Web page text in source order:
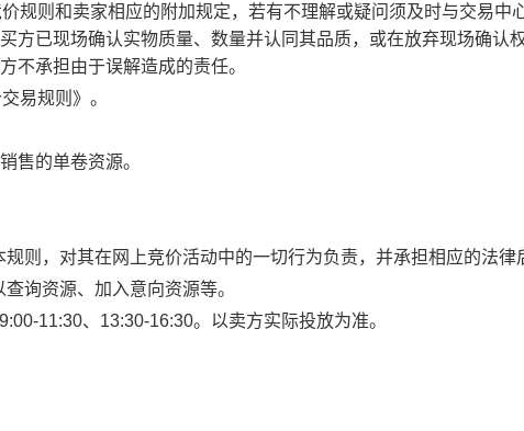
规则和卖家相应的附加规定，若有不理解或疑问须及时与交易中
方已现场确认实物质量、数量并认同其品质，或在放弃现场确认
不承担由于误解造成的责任。
易规则》。
售的单卷资源。
则，对其在网上竞价活动中的一切行为负责，并承担相应的法律
询资源、加入意向资源等。
11:30、13:30-16:30。以卖方实际投放为准。